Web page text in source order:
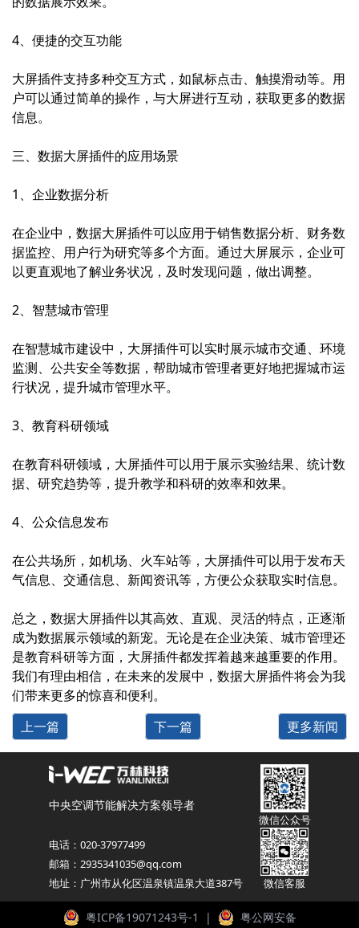
4、便捷的交互功能
大屏插件支持多种交互方式，如鼠标点击、触摸滑动等。用
户可以通过简单的操作，与大屏进行互动，获取更多的数据
信息。
三、数据大屏插件的应用场景
1、企业数据分析
在企业中，数据大屏插件可以应用于销售数据分析、财务数
据监控、用户行为研究等多个方面。通过大屏展示，企业可
以更直观地了解业务状况，及时发现问题，做出调整。
2、智慧城市管理
在智慧城市建设中，大屏插件可以实时展示城市交通、环境
监测、公共安全等数据，帮助城市管理者更好地把握城市运
行状况，提升城市管理水平。
3、教育科研领域
在教育科研领域，大屏插件可以用于展示实验结果、统计数
据、研究趋势等，提升教学和科研的效率和效果。
4、公众信息发布
在公共场所，如机场、火车站等，大屏插件可以用于发布天
气信息、交通信息、新闻资讯等，方便公众获取实时信息。
总之，数据大屏插件以其高效、直观、灵活的特点，正逐渐
成为数据展示领域的新宠。无论是在企业决策、城市管理还
是教育科研等方面，大屏插件都发挥着越来越重要的作用。
我们有理由相信，在未来的发展中，数据大屏插件将会为我
们带来更多的惊喜和便利。
上一篇
下一篇 更多新闻
中央空调节能解决方案领导者
电话：020-37977499
邮箱：2935341035@qq.com
地址：广州市从化区温泉镇温泉大道387号
微信公众号
微信客服
粤ICP备19071243号-1 | 粤公网安备